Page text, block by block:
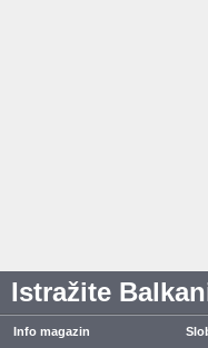
Istražite
Info magazin